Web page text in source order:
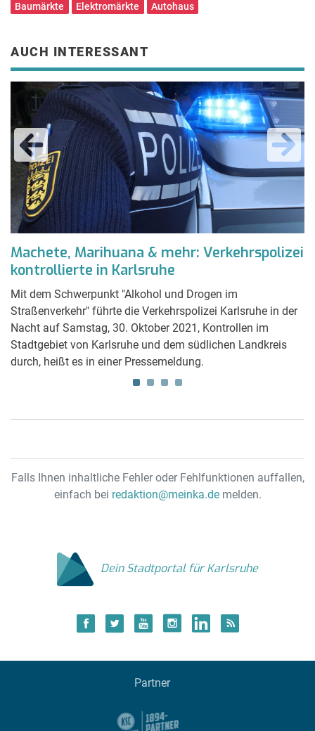
Baumärkte
Elektromärkte Autohaus
AUCH INTERESSANT
Machete, Marihuana & mehr: Verkehrspolizei
kontrollierte in Karlsruhe
Mit dem Schwerpunkt "Alkohol und Drogen im
Straßenverkehr" führte die Verkehrspolizei Karlsruhe in der
Nacht auf Samstag, 30. Oktober 2021, Kontrollen im
Stadtgebiet von Karlsruhe und dem südlichen Landkreis
durch, heißt es in einer Pressemeldung.
Falls Ihnen inhaltliche Fehler oder Fehlfunktionen auffallen,
einfach bei redaktion@meinka.demelden.
Dein Stadtportal für Karlsruhe
Partner